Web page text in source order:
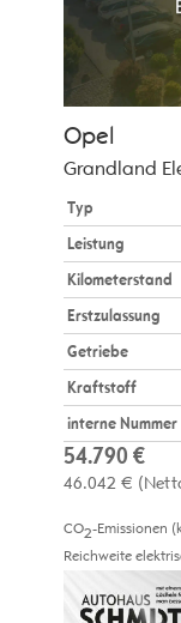
Opel
Grandland
Typ
Leistung
Kilometerstand
Erstzulassung
Getriebe
Kraftstoff
interne Nummer
54.790 €
46.042 €
CO2-Emissionen
Reichweite